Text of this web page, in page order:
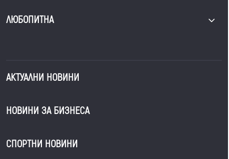
ЛЮБОПИТНА
АКТУАЛНИ НОВИНИ
НОВИНИ ЗА БИЗНЕСА
СПОРТНИ НОВИНИ